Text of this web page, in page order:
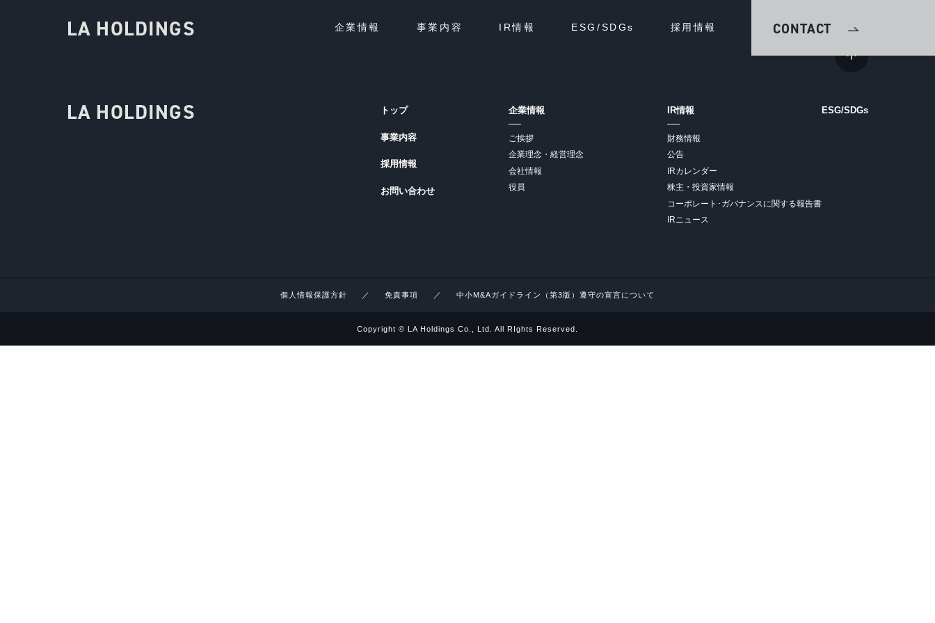
LA HOLDINGS 企業情報 事業内容 IR情報 ESG/SDGs 採用情報 CONTACT
LA HOLDINGS トップ
事業内容
採用情報
お問い合わせ
企業情報
ご挨拶
企業理念・経営理念
会社情報
役員
IR情報
財務情報
公告
IRカレンダー
株主・投資家情報
コーポレート･ガバナンスに関する報告書
IRニュース
ESG/SDGs
個人情報保護方針 免責事項 中小M&Aガイドライン（第3版）遵守の宣言について
Copyright © LA Holdings Co., Ltd. All RIghts Reserved.